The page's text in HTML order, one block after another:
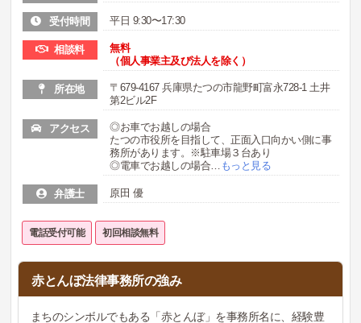
受付時間 平日 9:30〜17:30
相談料
無料
（個人事業主及び法人を除く）
所在地
〒679-4167 兵庫県たつの市龍野町富永728-1 土井
第2ビル2F
アクセス
◎お車でお越しの場合
たつの市役所を目指して、正面入口向かい側に事
務所があります。※駐車場３台あり
◎電車でお越しの場合
もっと見る
弁護士 原田 優
電話受付可能 初回相談無料
赤とんぼ法律事務所の強み
まちのシンボルでもある「赤とんぼ」を事務所名に、経験豊